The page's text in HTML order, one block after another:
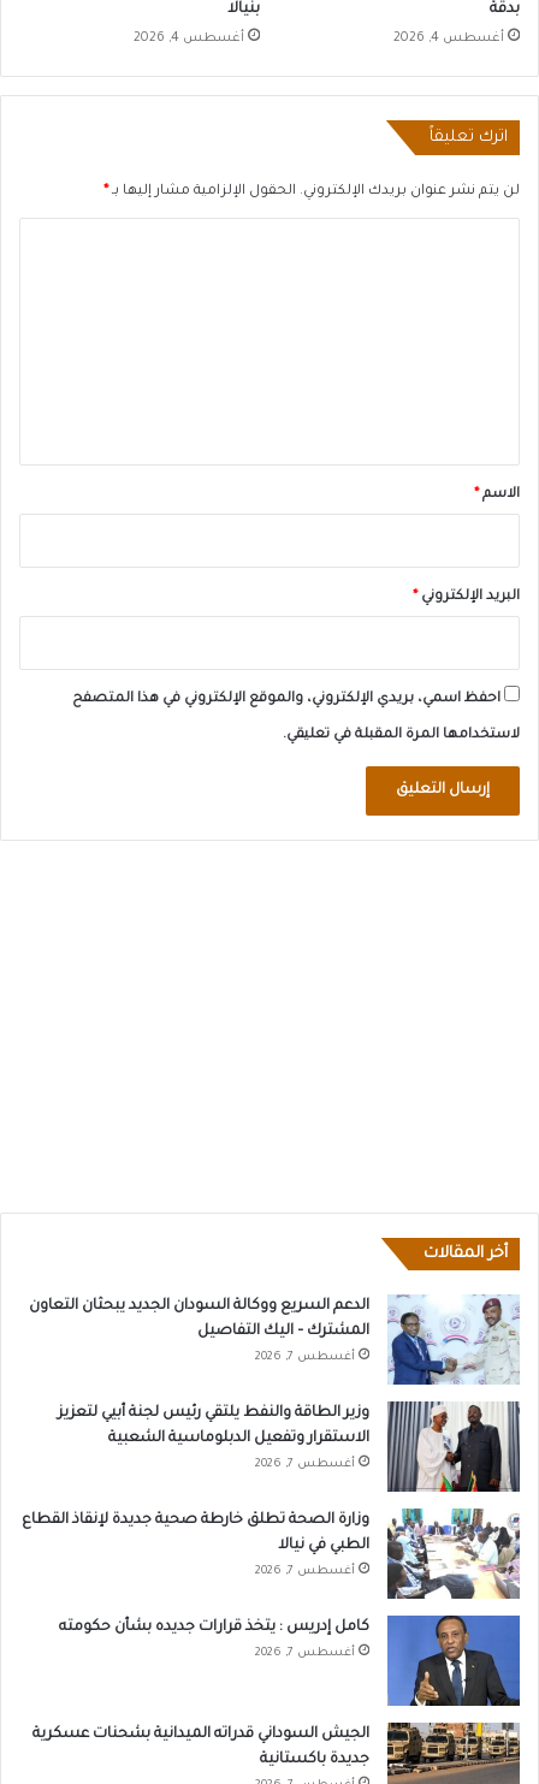
بدقة
أغسطس 4, 2026
بنيالا
أغسطس 4, 2026
اترك تعليقاً
لن يتم نشر عنوان بريدك الإلكتروني. الحقول الإلزامية مشار إليها بـ *
*الاسم *
البريد الإلكتروني *
احفظ اسمي، بريدي الإلكتروني، والموقع الإلكتروني في هذا المتصفح
لاستخدامها المرة المقبلة في تعليقي.
أخر المقالات
الدعم السريع ووكالة السودان الجديد يبحثان التعاون
المشترك – اليك التفاصيل
أغسطس 7, 2026
وزير الطاقة والنفط يلتقي رئيس لجنة أبيي لتعزيز
الاستقرار وتفعيل الدبلوماسية الشعبية
أغسطس 7, 2026
وزارة الصحة تطلق خارطة صحية جديدة لإنقاذ القطاع
الطبي في نيالا
أغسطس 7, 2026
كامل إدريس : يتخذ قرارات جديده بشأن حكومته
أغسطس 7, 2026
الجيش السوداني قدراته الميدانية بشحنات عسكرية
جديدة باكستانية